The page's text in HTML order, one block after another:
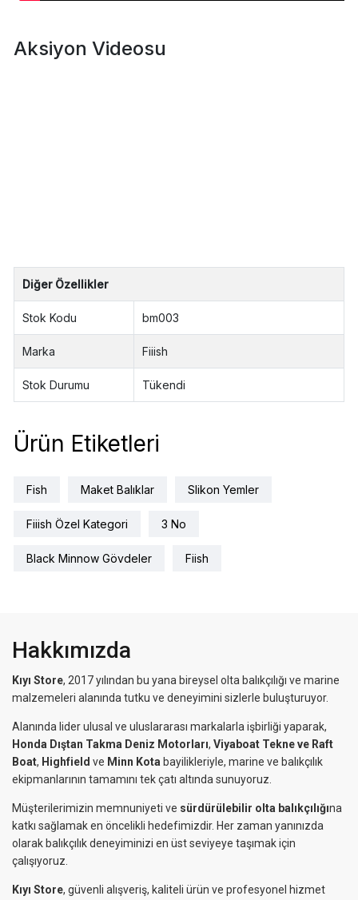
Aksiyon Videosu
Diğer Özellikler
Stok Kodu bm003
Marka Fiiish
Stok Durumu Tükendi
Ürün Etiketleri
Fish Maket Balıklar Slikon Yemler
Fiiish Özel Kategori 3 No
Black Minnow Gövdeler Fiish
Hakkımızda
Kıyı Store, 2017 yılından bu yana bireysel olta balıkçılığı ve marine
malzemeleri alanında tutku ve deneyimini sizlerle buluşturuyor.
Alanında lider ulusal ve uluslararası markalarla işbirliği yaparak,
Honda Dıştan Takma Deniz Motorları, Viyaboat Tekne ve Raft
Boat, Highfield ve Minn Kota bayilikleriyle, marine ve balıkçılık
ekipmanlarının tamamını tek çatı altında sunuyoruz.
Müşterilerimizin memnuniyeti ve sürdürülebilir olta balıkçılığına
katkı sağlamak en öncelikli hedefimizdir. Her zaman yanınızda
olarak balıkçılık deneyiminizi en üst seviyeye taşımak için
çalışıyoruz.
Kıyı Store, güvenli alışveriş, kaliteli ürün ve profesyonel hizmet